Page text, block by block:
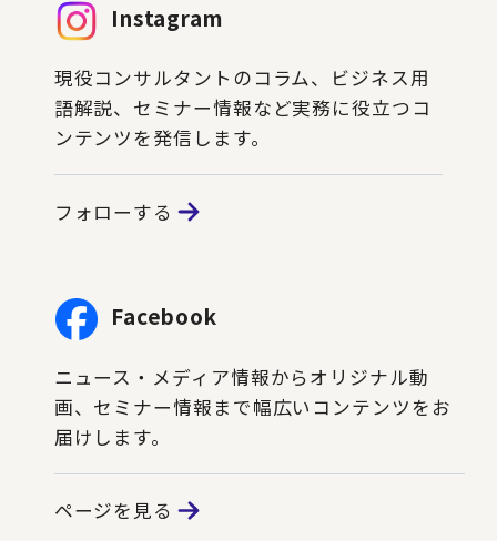
Instagram
現役コンサルタントのコラム、ビジネス用
語解説、セミナー情報など実務に役立つコ
ンテンツを発信します。
フォローする
Facebook
ニュース・メディア情報からオリジナル動
画、セミナー情報まで幅広いコンテンツをお
届けします。
ページを見る